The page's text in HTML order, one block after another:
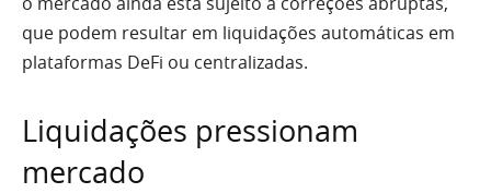
que podem resultar em liquidações automáticas em
plataformas DeFi ou centralizadas.
Liquidações pressionam
mercado